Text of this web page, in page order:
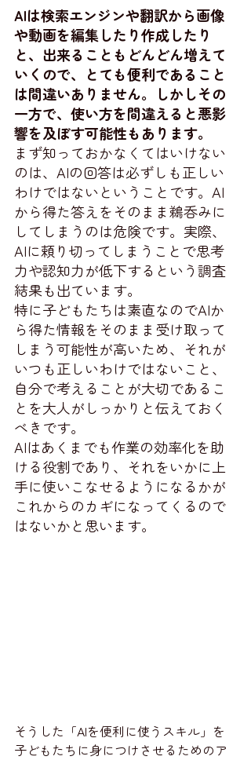
AIは検索エンジンや翻訳から画像
や動画を編集したり作成したり
と、出来ることもどんどん増えて
いくので、とても便利であること
は間違いありません。しかしその
一方で、使い方を間違えると悪影
響を及ぼす可能性もあります。
まず知っておかなくてはいけない
のは、AIの回答は必ずしも正しい
わけではないということです。AI
から得た答えをそのまま鵜呑みに
してしまうのは危険です。実際、
AIに頼り切ってしまうことで思考
力や認知力が低下するという調査
結果も出ています。
特に子どもたちは素直なのでAIか
ら得た情報をそのまま受け取って
しまう可能性が高いため、それが
いつも正しいわけではないこと、
自分で考えることが大切であるこ
とを大人がしっかりと伝えておく
べきです。
AIはあくまでも作業の効率化を助
ける役割であり、それをいかに上
手に使いこなせるようになるかが
これからのカギになってくるので
はないかと思います。
そうした「AIを便利に使うスキル」を
子どもたちに身につけさせるためのア